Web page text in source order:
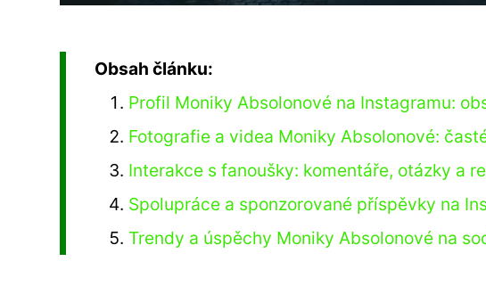
Obsah článku:
Profil Moniky Absolonové na Instagramu:
Fotografie a videa Moniky Absolonové:
Interakce s fanoušky: komentáře, otázky a
Spolupráce a sponzorované příspěvky na
Trendy a úspěchy Moniky Absolonové na